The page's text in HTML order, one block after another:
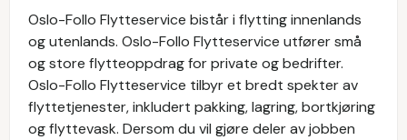
Oslo-Follo Flytteservice bistår i flytting innenlands
og utenlands. Oslo-Follo Flytteservice utfører små
og store flytteoppdrag for private og bedrifter.
Oslo-Follo Flytteservice tilbyr et bredt spekter av
flyttetjenester, inkludert pakking, lagring, bortkjøring
og flyttevask. Dersom du vil gjøre deler av jobben